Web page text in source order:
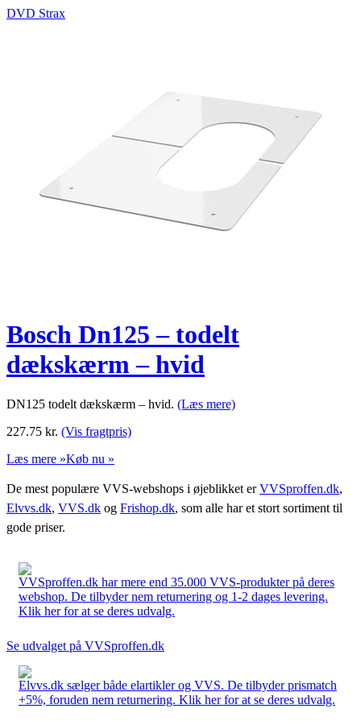
DVD Strax
Bosch Dn125 – todelt
dækskærm – hvid
DN125 todelt dækskærm – hvid. (Læs mere)
227.75 kr. (Vis fragtpris)
Læs mere »Køb nu »
De mest populære VVS-webshops i øjeblikket erVVSproffen.dk,
Elvvs.dk, VVS.dk og Frishop.dk, som alle har et stort sortiment til
gode priser.
VVSproffen.dk har mere end 35.000 VVS-produkter på deres
webshop. De tilbyder nem returnering og 1-2 dages levering.
Klik her for at se deres udvalg.
Se udvalget på VVSproffen.dk
Elvvs.dk sælger både elartikler og VVS. De tilbyder prismatch
+5%, foruden nem returnering. Klik her for at se deres udvalg.